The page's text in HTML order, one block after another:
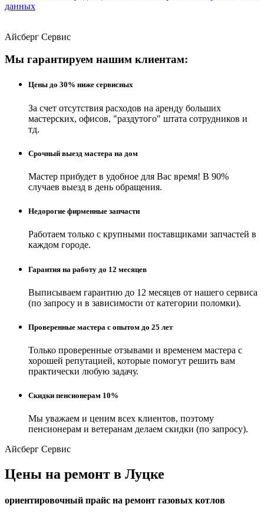
данных
Айсберг Сервис
Мы гарантируем нашим клиентам:
Цены до 30% ниже сервисных
За счет отсутствия расходов на аренду больших
мастерских, офисов, "раздутого" штата сотрудников и
тд.
Срочный выезд мастера на дом
Мастер прибудет в удобное для Вас время! В 90%
случаев выезд в день обращения.
Недорогие фирменные запчасти
Работаем только с крупными поставщиками запчастей в
каждом городе.
Гарантия на работу до 12 месяцев
Выписываем гарантию до 12 месяцев от нашего сервиса
(по запросу и в зависимости от категории поломки).
Проверенные мастера с опытом до 25 лет
Только проверенные отзывами и временем мастера с
хорошей репутацией, которые помогут решить вам
практически любую задачу.
Скидки пенсионерам 10%
Мы уважаем и ценим всех клиентов, поэтому
пенсионерам и ветеранам делаем скидки (по запросу).
Айсберг Сервис
Цены на ремонт в Луцке
ориентировочный прайс на ремонт газовых котлов